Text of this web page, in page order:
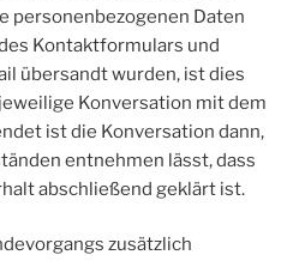
personenbezogenen Daten
Kontaktformulars und
übersandt wurden, ist dies
Konversation mit dem
ist die Konversation dann,
entnehmen lässt, dass
abschließend geklärt ist.
zusätzlich